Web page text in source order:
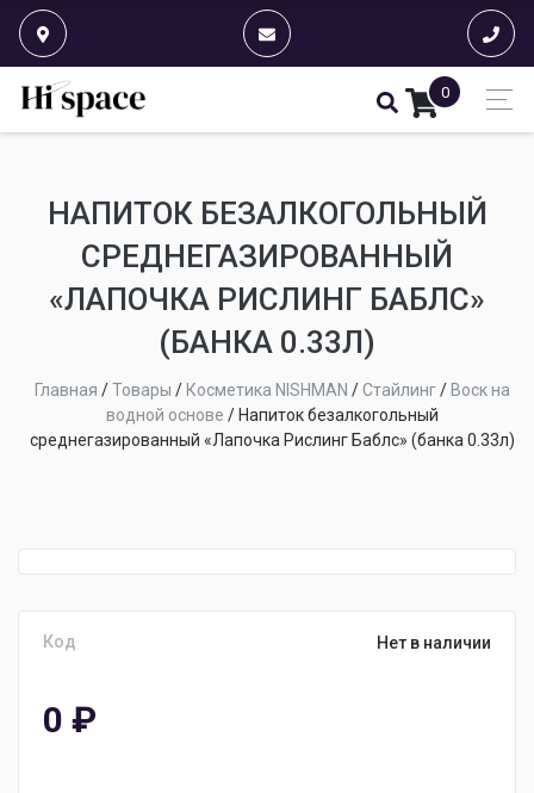
0
НАПИТОК БЕЗАЛКОГОЛЬНЫЙ
СРЕДНЕГАЗИРОВАННЫЙ
«ЛАПОЧКА РИСЛИНГ БАБЛС»
(БАНКА 0.33Л)
Главная /Товары / Косметика NISHMAN /Стайлинг/ Воск на
водной основе / Напиток безалкогольный
среднегазированный «Лапочка Рислинг Баблс» (банка 0.33л)
Код Нет в наличии
0 ₽